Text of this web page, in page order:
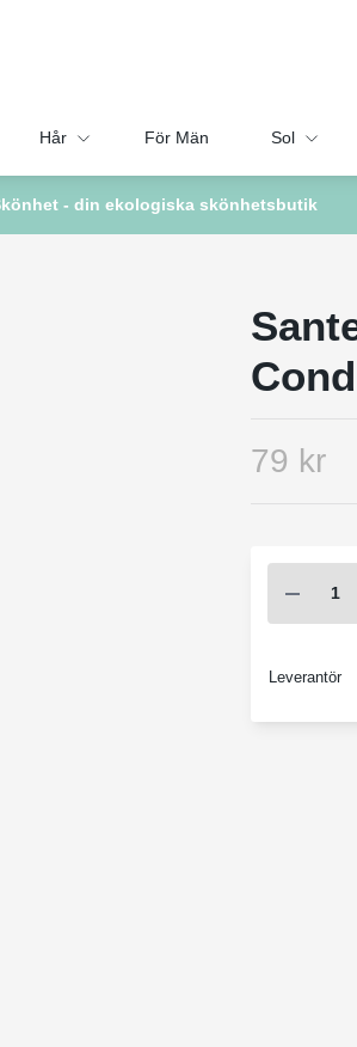
Hår För Män Sol
- din ekologiska skönhetsbutik
79 kr
Leverantör